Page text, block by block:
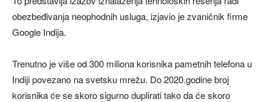
obezbeđivanja neophodnih usluga, izjavio je zvaničnik firme
Google Indija.
Trenutno je više od 300 miliona korisnika pametnih telefona u
Indiji povezano na svetsku mrežu. Do 2020.godine broj
korisnika će se skoro sigurno duplirati tako da će skoro